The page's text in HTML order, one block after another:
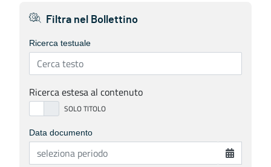
Filtra nel Bollettino
Ricerca testuale
Ricerca estesa al contenuto
Data documento